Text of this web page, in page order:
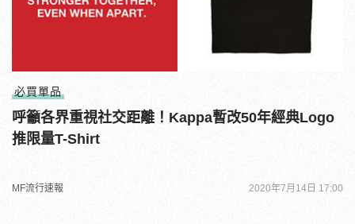
必買單品
呼籲各界重視社交距離！Kappa暫改50年經典Logo
推限量T-Shirt
MF流行速報 2020年7月14日 17:00